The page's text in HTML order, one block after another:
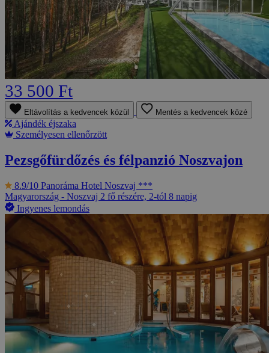
33 500 Ft
Eltávolítás a kedvencek közül Mentés a kedvencek közé
Ajándék éjszaka
Személyesen ellenőrzött
Pezsgőfürdőzés és félpanzió Noszvajon
8.9/10 Panoráma Hotel Noszvaj ***
Magyarország - Noszvaj 2 fő részére, 2-tól 8 napig
Ingyenes lemondás